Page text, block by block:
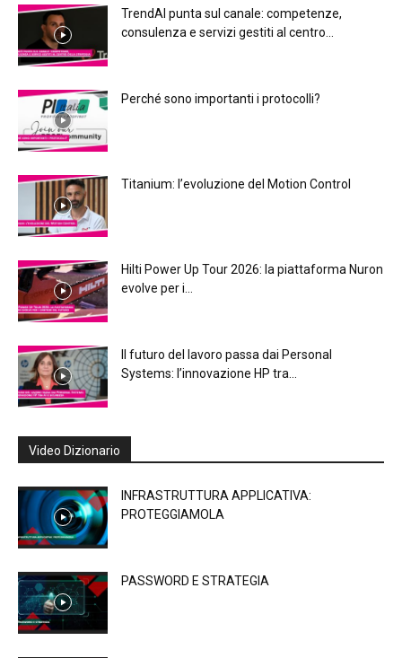
TrendAI punta sul canale: competenze,
consulenza e servizi gestiti al centro...
Perché sono importanti i protocolli?
Titanium: l’evoluzione del Motion Control
Hilti Power Up Tour 2026: la piattaforma Nuron
evolve per i...
Il futuro del lavoro passa dai Personal
Systems: l’innovazione HP tra...
Video Dizionario
INFRASTRUTTURA APPLICATIVA:
PROTEGGIAMOLA
PASSWORD E STRATEGIA